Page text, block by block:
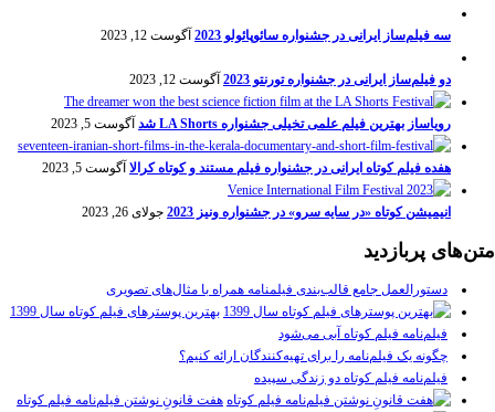
سه فیلم‌ساز ایرانی در جشنواره سائوپائولو 2023 آگوست 12, 2023
دو فیلم‌ساز ایرانی در جشنواره تورنتو 2023 آگوست 12, 2023
رویاساز بهترین فیلم علمی تخیلی جشنواره LA Shorts شد آگوست 5, 2023
هفده فیلم کوتاه ایرانی در جشنواره فیلم مستند و کوتاه کرالا آگوست 5, 2023
انیمیشن کوتاه «در سایه سرو» در جشنواره ونیز 2023 جولای 26, 2023
متن‌های پربازدید
دستورالعمل جامع قالب‌بندی فیلمنامه همراه با مثال‌های تصویری
بهترین پوسترهای فیلم کوتاه سال 1399
فیلم‌نامه فیلم کوتاه آبی می‌شود
چگونه یک فیلم‌نامه را برای تهیه‌کنندگان ارائه کنیم؟
فیلم‌نامه فیلم کوتاه دو زندگی سپیده
هفت قانونِ نوشتن فیلم‌نامه فیلم کوتاه